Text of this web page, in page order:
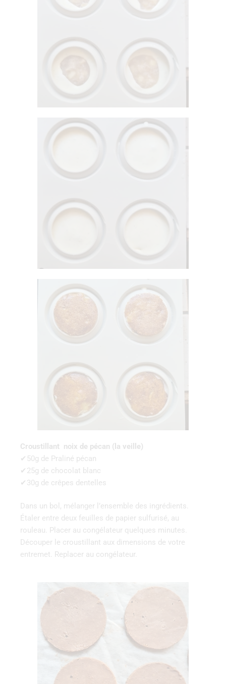
Croustillant noix de pécan (la veille)
✔50g de Praliné pécan
✔25g de chocolat blanc
✔30g de crêpes dentelles
Dans un bol, mélanger l’ensemble des ingrédients.
Étaler entre deux feuilles de papier sulfurisé, au
rouleau. Placer au congélateur quelques minutes.
Découper le croustillant aux dimensions de votre
entremet. Replacer au congélateur.